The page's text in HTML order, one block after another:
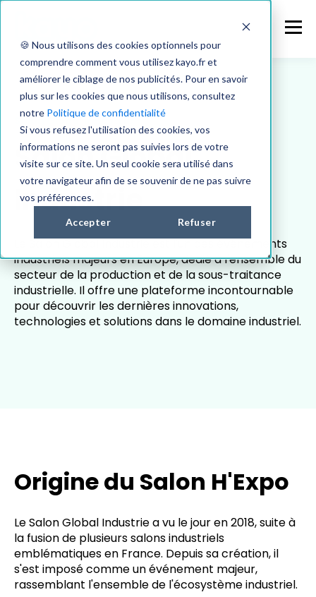
🍪 Nous utilisons des cookies optionnels pour
comprendre comment vous utilisez kayo.fr et
améliorer le ciblage de nos publicités. Pour en savoir
plus sur les cookies que nous utilisons, consultez
notre Politique de confidentialité
Si vous refusez l'utilisation des cookies, vos
informations ne seront pas suivies lors de votre
visite sur ce site. Un seul cookie sera utilisé dans
votre navigateur afin de se souvenir de ne pas suivre
vos préférences.
Accepter Refuser
Salon Global Industrie
Salon Global
Industrie
Le Salon Global Industrie est l'un des événements
industriels majeurs en Europe, dédié à l'ensemble du
secteur de la production et de la sous-traitance
industrielle. Il offre une plateforme incontournable
pour découvrir les dernières innovations,
technologies et solutions dans le domaine industriel.
Origine du Salon H'Expo
Le Salon Global Industrie a vu le jour en 2018, suite à
la fusion de plusieurs salons industriels
emblématiques en France. Depuis sa création, il
s'est imposé comme un événement majeur,
rassemblant l'ensemble de l'écosystème industriel.